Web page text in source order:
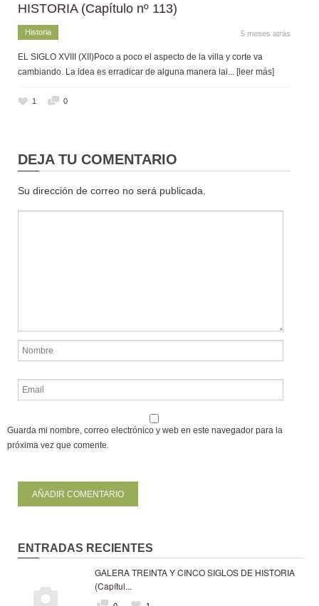
HISTORIA (Capítulo nº 113)
Historia 5 meses atrás
EL SIGLO XVIII (XII)Poco a poco el aspecto de la villa y corte va
cambiando. La idea es erradicar de alguna manera lai ... [leer más]
1 0
DEJA TU COMENTARIO
Su dirección de correo no será publicada.
Guarda mi nombre, correo electrónico y web en este navegador para la
próxima vez que comente.
ENTRADAS RECIENTES
GALERA TREINTA Y CINCO SIGLOS DE HISTORIA
(Capítul...